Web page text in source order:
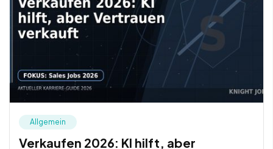
Allgemein
Verkaufen 2026: KI hilft, aber